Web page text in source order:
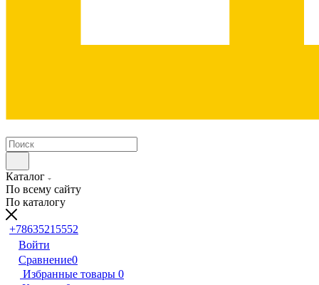
Каталог
По всему сайту
По каталогу
+78635215552
Войти
Сравнение0
Избранные товары 0